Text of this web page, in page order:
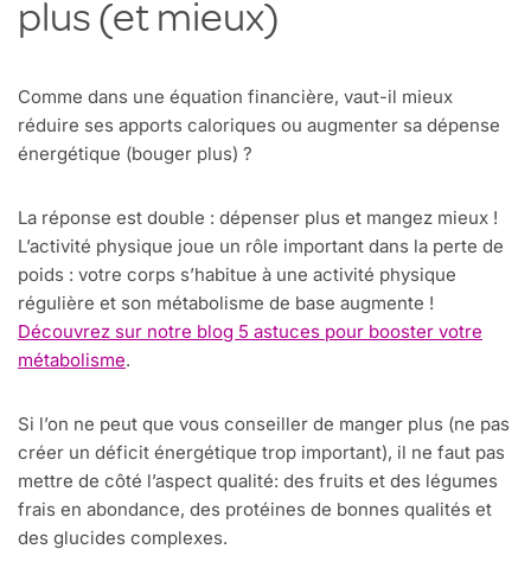
plus (et mieux)
Comme dans une équation financière, vaut-il mieux
réduire ses apports caloriques ou augmenter sa dépense
énergétique (bouger plus) ?
La réponse est double : dépenser plus et mangez mieux !
L’activité physique joue un rôle important dans la perte de
poids : votre corps s’habitue à une activité physique
régulière et son métabolisme de base augmente !
Découvrez sur notre blog 5 astuces pour booster votre
métabolisme.
Si l’on ne peut que vous conseiller de manger plus (ne pas
créer un déficit énergétique trop important), il ne faut pas
mettre de côté l’aspect qualité: des fruits et des légumes
frais en abondance, des protéines de bonnes qualités et
des glucides complexes.